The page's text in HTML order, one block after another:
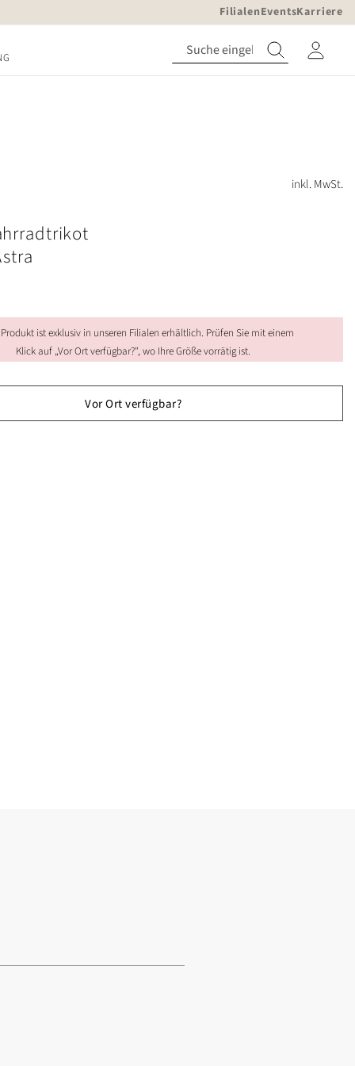
FilialenEventsKarriere
inkl. MwSt.
Produkt ist exklusiv in unseren Filialen erhältlich. Prüfen Sie mit einem
Klick auf „Vor Ort verfügbar?", wo Ihre Größe vorrätig ist.
Vor Ort verfügbar?